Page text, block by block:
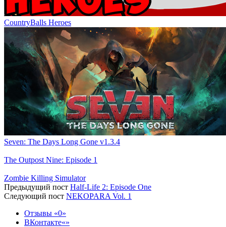
CountryBalls Heroes
Seven: The Days Long Gone v1.3.4
The Outpost Nine: Episode 1
Zombie Killing Simulator
Предыдущий пост Half-Life 2: Episode One
Следующий пост NEKOPARA Vol. 1
Отзывы
0
ВКонтакте